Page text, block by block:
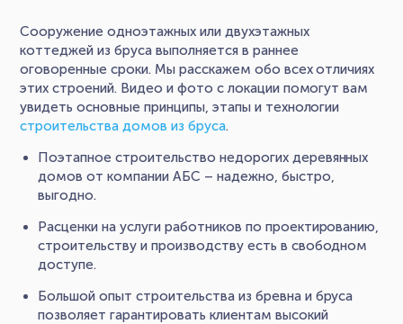
Сооружение одноэтажных или двухэтажных
коттеджей из бруса выполняется в раннее
оговоренные сроки. Мы расскажем обо всех отличиях
этих строений. Видео и фото с локации помогут вам
увидеть основные принципы, этапы и технологии
строительства домов из бруса.
Поэтапное строительство недорогих деревянных
домов от компании АБС – надежно, быстро,
выгодно.
Расценки на услуги работников по проектированию,
строительству и производству есть в свободном
доступе.
Большой опыт строительства из бревна и бруса
позволяет гарантировать клиентам высокий